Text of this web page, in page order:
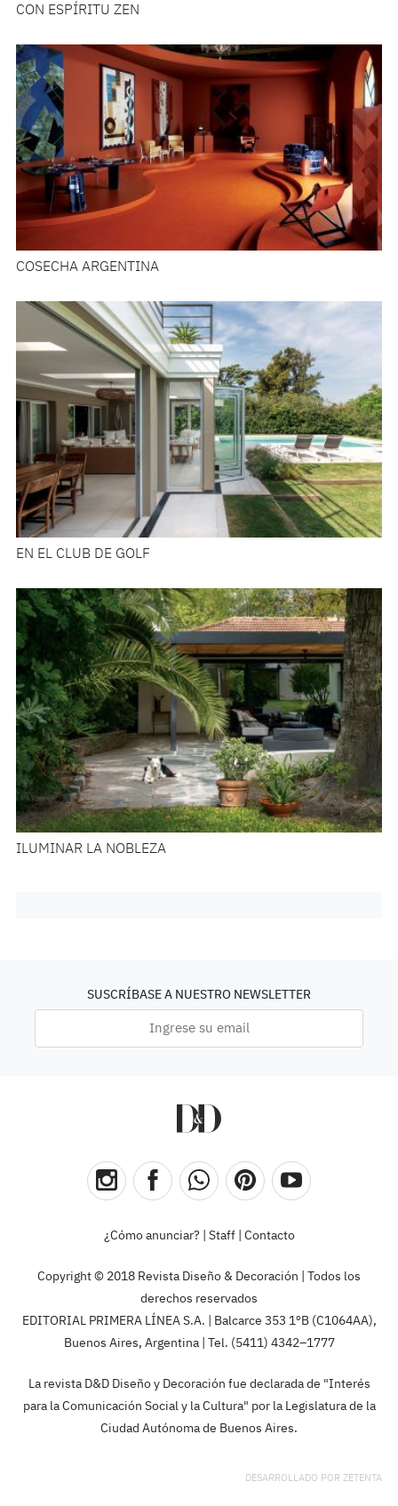
CON ESPÍRITU ZEN
COSECHA ARGENTINA
EN EL CLUB DE GOLF
ILUMINAR LA NOBLEZA
SUSCRÍBASE A NUESTRO NEWSLETTER
¿Cómo anunciar? Staff| Contacto
Copyright © 2018 Revista Diseño & Decoración | Todos los
derechos reservados
EDITORIAL PRIMERA LÍNEA S.A. | Balcarce 353 1ºB (C1064AA),
Buenos Aires, Argentina | Tel. (5411) 4342–1777
La revista D&D Diseño y Decoración fue declarada de "Interés
para la Comunicación Social y la Cultura" por la Legislatura de la
Ciudad Autónoma de Buenos Aires.
DESARROLLADO POR ZETENTA